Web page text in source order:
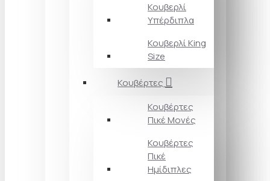
Κουβερλί
Υπέρδιπλα
Κουβερλί King
Size
Κουβέρτες
Κουβέρτες
Πικέ Μονές
Κουβέρτες
Πικέ
Ημίδιπλες